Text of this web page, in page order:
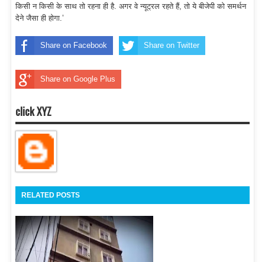
किसी न किसी के साथ तो रहना ही है. अगर वे न्यूट्रल रहते हैं, तो ये बीजेपी को समर्थन
देने जैसा ही होगा.’
Share on Facebook Share on Twitter
Share on Google Plus
click XYZ
RELATED POSTS